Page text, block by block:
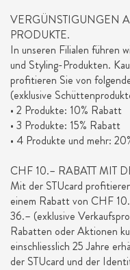
VERGÜNSTIGUNGEN
PRODUKTE.
In unseren Filialen führen
und Styling-Produkten.
profitieren Sie von
(exklusive
• 2 Produkte: 10% Rabatt
• 3 Produkte: 15% Rabatt
• 4 Produkte und mehr:
CHF 10.– RABATT MIT
Mit der STUcard
einem Rabatt von CHF
36.– (exklusive
Rabatten oder Aktionen
einschliesslich 25 Jahre
der STUcard und der